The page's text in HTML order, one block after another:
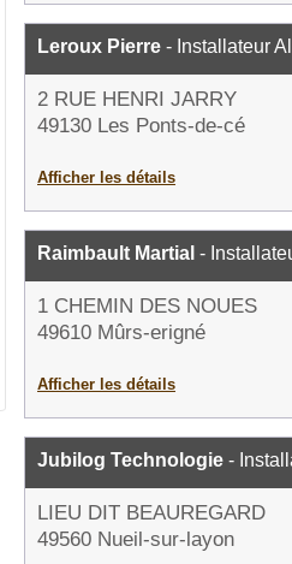
Leroux Pierre - Installateur
2 RUE HENRI JARRY
49130 Les Ponts-de-cé
Afficher les détails
Raimbault Martial -
1 CHEMIN DES NOUES
49610 Mûrs-erigné
Afficher les détails
Jubilog Technologie -
LIEU DIT BEAUREGARD
49560 Nueil-sur-layon